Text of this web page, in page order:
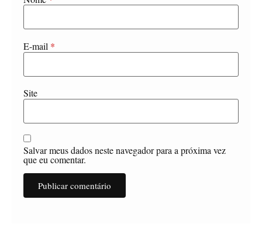
E-mail *
Site
Salvar meus dados neste navegador para a próxima vez
que eu comentar.